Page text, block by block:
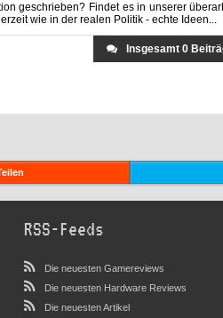
geschrieben? Findet es in unserer
wie in der realen Politik - echte Ideen...
Insgesamt 0
RSS-Feeds
Die neuesten Gamereviews
Die neuesten Hardware Reviews
Die neuesten Artikel